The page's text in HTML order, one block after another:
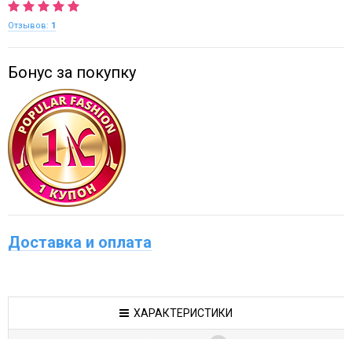
Отзывов: 1
Бонус за покупку
Доставка и оплата
ХАРАКТЕРИСТИКИ